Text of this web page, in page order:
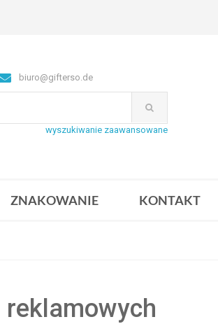
biuro@gifterso.de
wyszukiwanie zaawansowane
ZNAKOWANIE KONTAKT